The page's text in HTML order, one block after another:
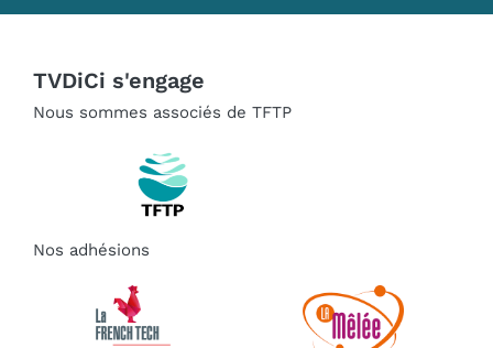
TVDiCi s'engage
Nous sommes associés de TFTP
Nos adhésions